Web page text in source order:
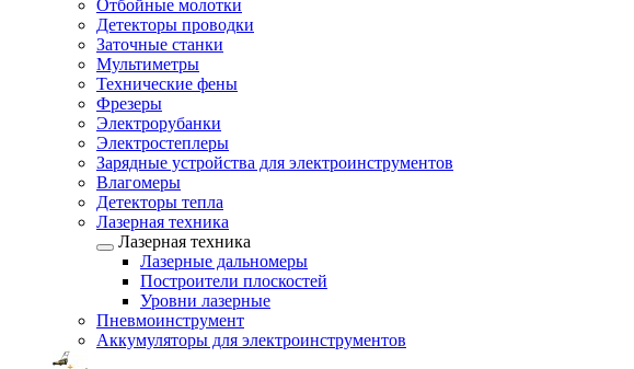
Отбойные молотки
Детекторы проводки
Заточные станки
Мультиметры
Технические фены
Фрезеры
Электрорубанки
Электростеплеры
Зарядные устройства для электроинструментов
Влагомеры
Детекторы тепла
Лазерная техника
Лазерная техника
Лазерные дальномеры
Построители плоскостей
Уровни лазерные
Пневмоинструмент
Аккумуляторы для электроинструментов